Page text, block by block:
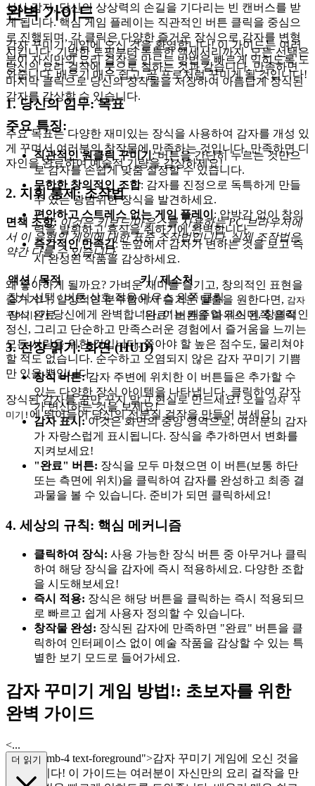
식사 감자, 당신의 상상력의 손길을 기다리는 빈 캔버스를 받
게 됩니다. 핵심 게임 플레이는 직관적인 버튼 클릭을 중심으
로 진행되며, 각 클릭은 다양한 즐거운 장식으로 감자를 변형
시킵니다. 기발한 토핑부터 독특한 액세서리까지, 모든 선택은
당신의 요리 걸작에 붓으로 칠하는 것과 같습니다. 만족하면
마지막 클릭으로 당신의 창작물을 저장하여 아름답게 장식된
감자를 감상할 수 있습니다.
주요 특징:
직관적인 원클릭 꾸미기 : 버튼을 간단히 누르는 것만으
로 감자를 손쉽게 맞춤 설정할 수 있습니다.
무한한 창의적인 조합: 감자를 진정으로 독특하게 만들
수 있는 광범위한 장식을 발견하세요.
편안하고 스트레스 없는 게임 플레이 : 압박감 없이 창의
력을 발휘하고 휴식을 취하기에 완벽합니다.
즉각적인 만족감: 눈앞에서 감자가 변하는 것을 보고 즉
시 완성된 작품을 감상하세요.
왜 좋아하게 될까요? 가벼운 재미를 즐기고, 창의적인 표현을
즐기거나, 일상적인 분주함에서 즐거운 탈출을 원한다면, 감자
꾸미기!가 당신에게 완벽합니다. 이는 캐주얼 게이머, 창의적인
정신, 그리고 단순하고 만족스러운 경험에서 즐거움을 느끼는
모든 사람을 위한 것입니다. 쫓아야 할 높은 점수도, 물리쳐야
할 적도 없습니다. 순수하고 오염되지 않은 감자 꾸미기 기쁨
만 있을 뿐입니다.
장식된 감자를 꿈만 꾸지 말고 현실로 만드세요! 오늘 감자 꾸
미기! 에 뛰어들어 당신의 전분질 걸작을 만들어 보세요!
완벽 가이드
감자 꾸미기 게임에 오신 것을 환영합니다! 이 가이드는 여러
분이 자신만의 요리 걸작을 만드는 방법을 빠르게 익히도록 도
와줍니다. 배우기 매우 쉽고, 곧 프로처럼 꾸미게 될 것입니다!
1. 당신의 임무: 목표
주요 목표는 다양한 재미있는 장식을 사용하여 감자를 개성 있
게 꾸며서 여러분의 창작물에 만족하는 것입니다. 만족하면 디
자인을 완료하여 예술적 기량을 감상하세요!
2. 지휘 통제: 조작법
면책 조항: 이것은 키보드/마우스를 사용하는 PC 브라우저에
서 이 유형의 게임에 대한 표준 조작법입니다. 실제 조작법은
약간 다를 수 있습니다.
액션 / 목적
키 / 제스처
장식 선택 / 버튼 상호 작용 마우스 왼쪽 클릭
장식 완료
"완료" 버튼을 마우스 왼쪽 클릭
3. 전장 읽기: 화면 (HUD)
장식 버튼:감자 주변에 위치한 이 버튼들은 추가할 수
있는 다양한 장식 아이템을 나타냅니다. 클릭하여 감자
가 변신하는 것을 보세요!
감자 표시:이것은 화면의 중앙 영역으로, 여러분의 감자
가 자랑스럽게 표시됩니다. 장식을 추가하면서 변화를
지켜보세요!
"완료" 버튼: 장식을 모두 마쳤으면 이 버튼(보통 하단
또는 측면에 위치)을 클릭하여 감자를 완성하고 최종 결
과물을 볼 수 있습니다. 준비가 되면 클릭하세요!
4. 세상의 규칙: 핵심 메커니즘
클릭하여 장식: 사용 가능한 장식 버튼 중 아무거나 클릭
하여 해당 장식을 감자에 즉시 적용하세요. 다양한 조합
을 시도해보세요!
즉시 적용: 장식은 해당 버튼을 클릭하는 즉시 적용되므
로 빠르고 쉽게 사용자 정의할 수 있습니다.
창작물 완성: 장식된 감자에 만족하면 "완료" 버튼을 클
릭하여 인터페이스 없이 예술 작품을 감상할 수 있는 특
별한 보기 모드로 들어가세요.
감자 꾸미기 게임 방법!: 초보자를 위한
완벽 가이드
<...
p class="mb-4 text-foreground">감자 꾸미기 게임에 오신 것을
환영합니다! 이 가이드는 여러분이 자신만의 요리 걸작을 만
더 읽기